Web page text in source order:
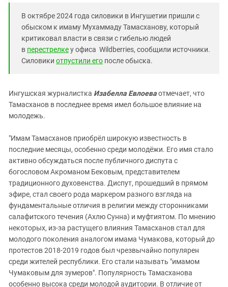
В октябре 2024 года силовики в Ингушетии пришли с
обыском к имаму Мухаммаду Тамасханову, который
критиковал власти в связи с гибелью людей
в перестрелкеу офиса Wildberries, сообщили источники.
Силовики отпустили его после обыска.
Ингушская журналистка Изабелла Евлоеваотмечает, что
Тамасханов в последнее время имел большое влияние на
молодежь.
"Имам Тамасханов приобрёл широкую известность в
последние месяцы, особенно среди молодёжи. Его имя стало
активно обсуждаться после публичного диспута с
богословом Акроманом Бековым, представителем
традиционного духовенства. Диспут, прошедший в прямом
эфире, стал своего рода маркером разного взгляда на
фундаментальные отличия в религии между сторонниками
салафитского течения (Ахлю Сунна) и муфтиятом. По мнению
некоторых, из-за растущего влияния Тамасханов стал для
молодого поколения аналогом имама Чумакова, который до
протестов 2018-2019 годов был чрезвычайно популярен
среди жителей республики. Его стали называть "имамом
Чумаковым для зумеров". Популярность Тамасханова
особенно высока среди молодой аудитории. В отличие от